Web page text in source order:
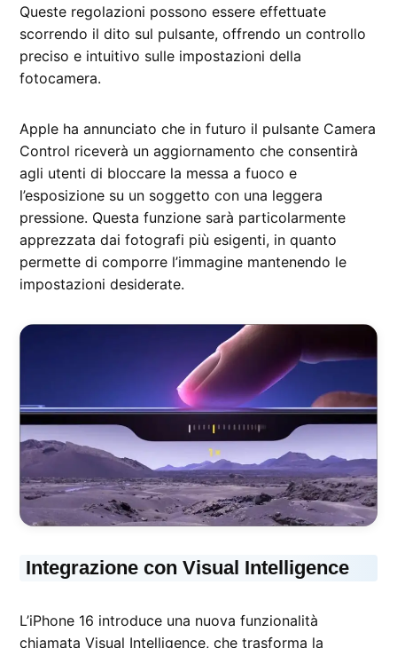
Queste regolazioni possono essere effettuate
scorrendo il dito sul pulsante, offrendo un controllo
preciso e intuitivo sulle impostazioni della
fotocamera.
Apple ha annunciato che in futuro il pulsante Camera
Control riceverà un aggiornamento che consentirà
agli utenti di bloccare la messa a fuoco e
l’esposizione su un soggetto con una leggera
pressione. Questa funzione sarà particolarmente
apprezzata dai fotografi più esigenti, in quanto
permette di comporre l’immagine mantenendo le
impostazioni desiderate.
Integrazione con Visual Intelligence
L’iPhone 16 introduce una nuova funzionalità
chiamata Visual Intelligence, che trasforma la